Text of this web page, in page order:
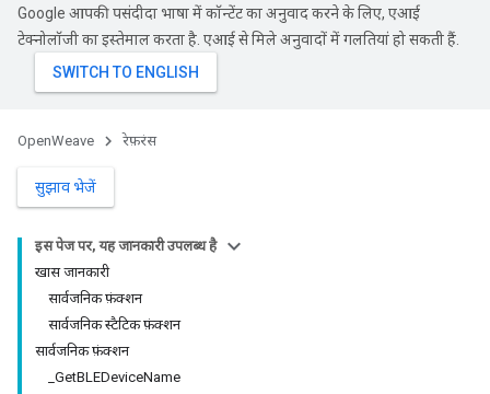
Google आपकी पसंदीदा भाषा में कॉन्टेंट का अनुवाद करने के लिए, एआई
टेक्नोलॉजी का इस्तेमाल करता है. एआई से मिले अनुवादों में गलतियां हो सकती हैं.
OpenWeave रेफ़रंस
सुझाव भेजें
इस पेज पर, यह जानकारी उपलब्ध है
खास जानकारी
सार्वजनिक फ़ंक्शन
सार्वजनिक स्टैटिक फ़ंक्शन
सार्वजनिक फ़ंक्शन
_GetBLEDeviceName